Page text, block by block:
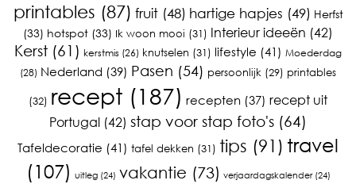
printables (87) fruit(48) hartige hapjes (49) Herfst
(33) hotspot (33) Ik woon mooi (31) Interieur ideeën (42)
Kerst (61) kerstmis (26) knutselen (31) lifestyle (41) Moederdag
(28) Nederland (39) Pasen (54) persoonlijk (29) printables
(32) recept (187) recepten (37) recept uit
Portugal (42) stap voor stap foto's (64)
Tafeldecoratie (41) tafel dekken (31) tips (91) travel
(107) uitleg(24) vakantie (73) verjaardagskalender(24)